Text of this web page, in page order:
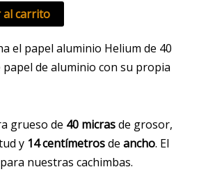
al carrito
el papel aluminio Helium de 40
de aluminio con su propia
grueso de 40 micrasde grosor,
y 14centímetrosde ancho. El
nuestras cachimbas.